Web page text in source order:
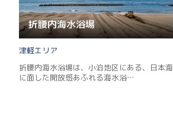
折腰内海水浴場
津軽
折腰内海水浴場は、小泊地区にある、日本海
に面した開放感あふれる海水浴…